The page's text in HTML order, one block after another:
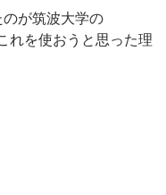
が筑波大学の
れを使おうと思った理